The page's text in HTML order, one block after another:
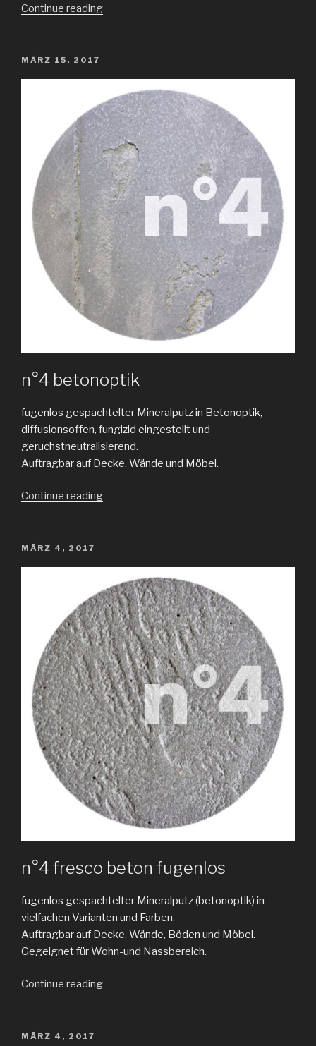
Continue reading„metall
POSTED
MÄRZ 15, 2017
n°4 betonoptik
fugenlos gespachtelter Mineralputz in Betonoptik,
diffusionsoffen, fungizid eingestellt und
geruchstneutralisierend.
Auftragbar auf Decke, Wände und Möbel.
Continue reading„kalk
POSTED
MÄRZ 4, 2017
n°4 fresco beton fugenlos
fugenlos gespachtelter Mineralputz (betonoptik) in
vielfachen Varianten und Farben.
Auftragbar auf Decke, Wände, Böden und Möbel.
Gegeignet für Wohn-und Nassbereich.
Continue reading„Frescolori
POSTED
MÄRZ 4, 2017